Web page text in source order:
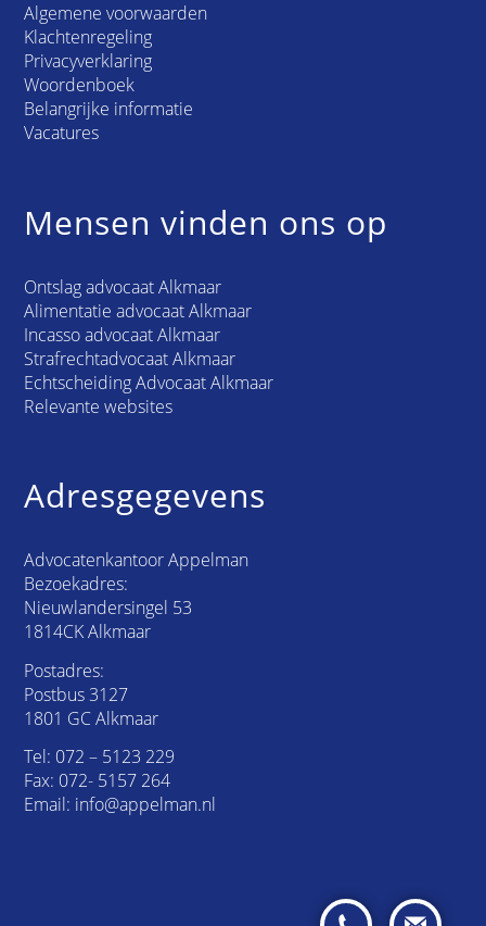
Algemene voorwaarden
Klachtenregeling
Privacyverklaring
Woordenboek
Belangrijke informatie
Vacatures
Mensen vinden ons op
Ontslag advocaat Alkmaar
Alimentatie advocaat Alkmaar
Incasso advocaat Alkmaar
Strafrechtadvocaat Alkmaar
Echtscheiding Advocaat Alkmaar
Relevante websites
Adresgegevens
Advocatenkantoor Appelman
Bezoekadres:
Nieuwlandersingel 53
1814CK Alkmaar
Postadres:
Postbus 3127
1801 GC Alkmaar
Tel: 072 – 5123 229
Fax: 072- 5157 264
Email: info@appelman.nl